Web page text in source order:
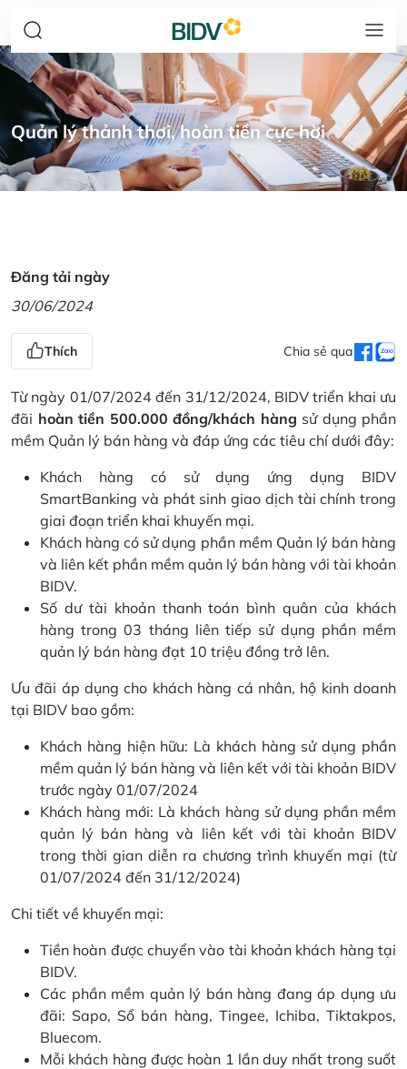
Quản lý thảnh thơi, hoàn tiền cực hời
Đăng tải ngày
30/06/2024
Thích Chia sẻ qua
Từ ngày 01/07/2024 đến 31/12/2024, BIDV triển khai ưu
đãi hoàn tiền 500.000 đồng/khách hàng sử dụng phần
mềm Quản lý bán hàng và đáp ứng các tiêu chí dưới đây:
Khách hàng có sử dụng ứng dụng BIDV
SmartBanking và phát sinh giao dịch tài chính trong
giai đoạn triển khai khuyến mại.
Khách hàng có sử dụng phần mềm Quản lý bán hàng
và liên kết phần mềm quản lý bán hàng với tài khoản
BIDV.
Số dư tài khoản thanh toán bình quân của khách
hàng trong 03 tháng liên tiếp sử dụng phần mềm
quản lý bán hàng đạt 10 triệu đồng trở lên.
Ưu đãi áp dụng cho khách hàng cá nhân, hộ kinh doanh
tại BIDV bao gồm:
Khách hàng hiện hữu: Là khách hàng sử dụng phần
mềm quản lý bán hàng và liên kết với tài khoản BIDV
trước ngày 01/07/2024
Khách hàng mới: Là khách hàng sử dụng phần mềm
quản lý bán hàng và liên kết với tài khoản BIDV
trong thời gian diễn ra chương trình khuyến mại (từ
01/07/2024 đến 31/12/2024)
Chi tiết về khuyến mại:
Tiền hoàn được chuyển vào tài khoản khách hàng tại
BIDV.
Các phần mềm quản lý bán hàng đang áp dụng ưu
đãi: Sapo, Sổ bán hàng, Tingee, Ichiba, Tiktakpos,
Bluecom.
Mỗi khách hàng được hoàn 1 lần duy nhất trong suốt